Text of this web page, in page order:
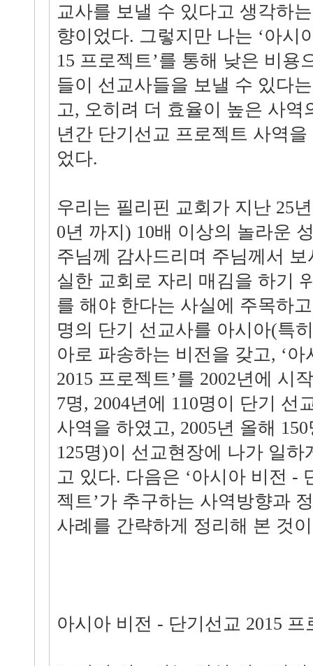
교사를 보낼 수 있다고 생각하
향이었다. 그렇지만 나는 ‘아시
15 프로젝트’를 통해 낮은 비용
들이 선교사들을 보낼 수 있다
고, 오히려 더 효율이 높은 사역
년간 단기선교 프로젝트 사역
었다.
우리는 필리핀 교회가 지난 25
0년 까지) 10배 이상의 놀라운
주님께 감사드리며 주님께서
실한 교회로 자리 매김을 하기
를 해야 한다는 사실에 주목하
명의 단기 선교사를 아시아(특
아로 파송하는 비전을 갖고, ‘
2015 프로젝트’를 2002년에 시
7명, 2004년에 110명이 단기 선
사역을 하였고, 2005년 올해
125명)이 선교현장에 나가 일
고 있다. 다음은 ‘아시아 비전 -
젝트’가 추구하는 사역방향과
사례를 간략하게 정리해 본 것
아시아 비전 - 단기선교 2015 프